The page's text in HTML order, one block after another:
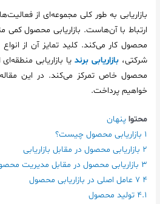
بازاریابی به طور کلی مجموعه‌ای از
ارتباط با آن‌هاست. بازاریابی محصول
محصول کار می‌کند. کلید تمایز آن از انواع
شرکتی، بازاریابی برندیا بازاریابی
محصول خاص تمرکز می‌کند. در این
خواهیم پرداخت.
محتوا پنهان
1 بازاریابی محصول چیست؟
2 بازاریابی محصول در مقابل بازاریابی
3 بازاریابی محصول در مقابل مدیریت
4 7 عامل اصلی در بازاریابی محصول
4.1 تولید محصول